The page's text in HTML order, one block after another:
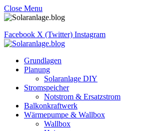
Close Menu
Facebook X (Twitter) Instagram
Grundlagen
Planung
Solaranlage DIY
Stromspeicher
Notstrom & Ersatzstrom
Balkonkraftwerk
Wärmepumpe & Wallbox
Wallbox